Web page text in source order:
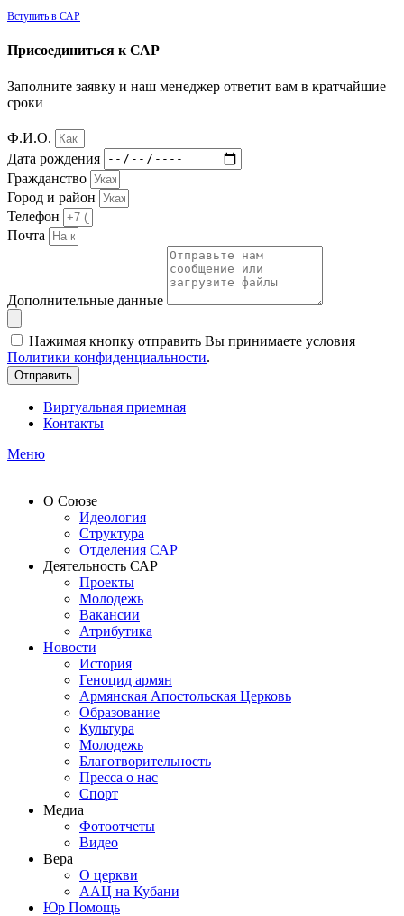
Вступить в САР
Присоединиться к САР
Заполните заявку и наш менеджер ответит вам в кратчайшие
сроки
Ф.И.О.
Дата рождения
Гражданство
Город и район
Телефон
Почта
Дополнительные данные
Нажимая кнопку отправить Вы принимаете условия
Политики конфиденциальности.
Отправить
Виртуальная приемная
Контакты
Меню
О Союзе
Идеология
Структура
Отделения САР
Деятельность САР
Проекты
Молодежь
Вакансии
Атрибутика
Новости
История
Геноцид армян
Армянская Апостольская Церковь
Образование
Культура
Молодежь
Благотворительность
Пресса о нас
Спорт
Медиа
Фотоотчеты
Видео
Вера
О церкви
ААЦ на Кубани
Юр Помощь